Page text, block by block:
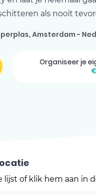
als nooit
Amsterdam -
Organiseer je
lijst of klik hem aan in